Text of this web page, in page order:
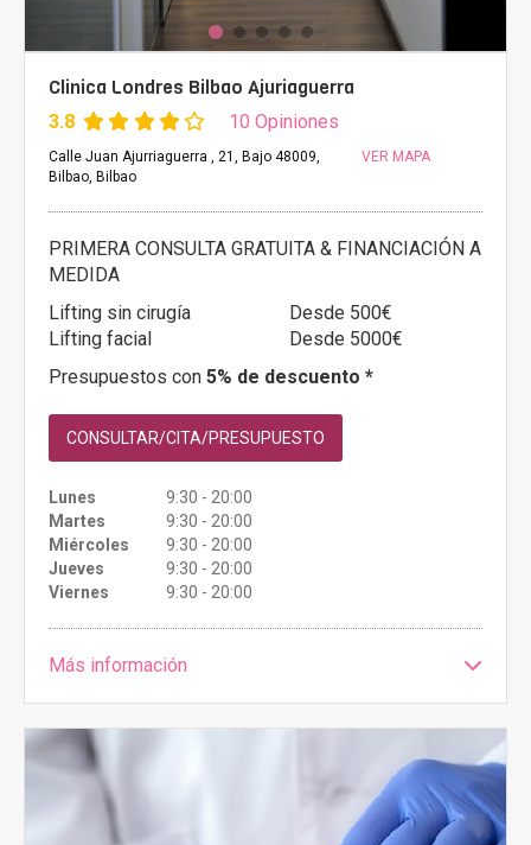
Clinica Londres Bilbao Ajuriaguerra
3.8 10 Opiniones
Calle Juan Ajurriaguerra , 21, Bajo 48009,
Bilbao, Bilbao
VER MAPA
PRIMERA CONSULTA GRATUITA & FINANCIACIÓN A
MEDIDA
Lifting sin cirugía
Desde 500€
Lifting facial
Desde 5000€
Presupuestos con 5% de descuento *
CONSULTAR/CITA/PRESUPUESTO
Lunes
9:30 - 20:00
Martes
9:30 - 20:00
Miércoles
9:30 - 20:00
Jueves
9:30 - 20:00
Viernes
9:30 - 20:00
Más información